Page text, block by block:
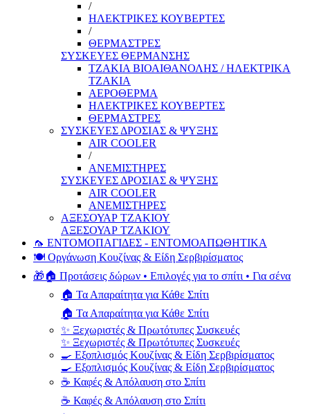
/
ΗΛΕΚΤΡΙΚΕΣ ΚΟΥΒΕΡΤΕΣ
/
ΘΕΡΜΑΣΤΡΕΣ
ΣΥΣΚΕΥΕΣ ΘΕΡΜΑΝΣΗΣ
ΤΖΑΚΙΑ ΒΙΟΑΙΘΑΝΟΛΗΣ / ΗΛΕΚΤΡΙΚΑ
ΤΖΑΚΙΑ
ΑΕΡΟΘΕΡΜΑ
ΗΛΕΚΤΡΙΚΕΣ ΚΟΥΒΕΡΤΕΣ
ΘΕΡΜΑΣΤΡΕΣ
ΣΥΣΚΕΥΕΣ ΔΡΟΣΙΑΣ & ΨΥΞΗΣ
AIR COOLER
/
ΑΝΕΜΙΣΤΗΡΕΣ
ΣΥΣΚΕΥΕΣ ΔΡΟΣΙΑΣ & ΨΥΞΗΣ
AIR COOLER
ΑΝΕΜΙΣΤΗΡΕΣ
ΑΞΕΣΟΥΑΡ ΤΖΑΚΙΟΥ
ΑΞΕΣΟΥΑΡ ΤΖΑΚΙΟΥ
🦟 ΕΝΤΟΜΟΠΑΓΙΔΕΣ - ΕΝΤΟΜΟΑΠΩΘΗΤΙΚΑ
🍽️ Οργάνωση Κουζίνας & Είδη Σερβιρίσματος
🎁🏠 Προτάσεις δώρων • Επιλογές για το σπίτι • Για σένα
🏠 Τα Απαραίτητα για Κάθε Σπίτι
🏠 Τα Απαραίτητα για Κάθε Σπίτι
✨ Ξεχωριστές & Πρωτότυπες Συσκευές
✨ Ξεχωριστές & Πρωτότυπες Συσκευές
🍳 Εξοπλισμός Κουζίνας & Είδη Σερβιρίσματος
🍳 Εξοπλισμός Κουζίνας & Είδη Σερβιρίσματος
☕ Καφές & Απόλαυση στο Σπίτι
☕ Καφές & Απόλαυση στο Σπίτι